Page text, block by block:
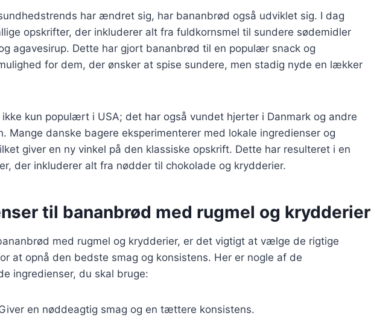
har ændret sig, har bananbrød også udviklet sig. I dag
opskrifter, der inkluderer alt fra fuldkornsmel til sundere sødemidler
agavesirup. Dette har gjort bananbrød til en populær snack og
for dem, der ønsker at spise sundere, men stadig nyde en lækker
ikke kun populært i USA; det har også vundet hjerter i Danmark og andre
Mange danske bagere eksperimenterer med lokale ingredienser og
giver en ny vinkel på den klassiske opskrift. Dette har resulteret i en
der inkluderer alt fra nødder til chokolade og krydderier.
til bananbrød med rugmel og krydderier
med rugmel og krydderier, er det vigtigt at vælge de rigtige
at opnå den bedste smag og konsistens. Her er nogle af de
ingredienser, du skal bruge:
en nøddeagtig smag og en tættere konsistens.